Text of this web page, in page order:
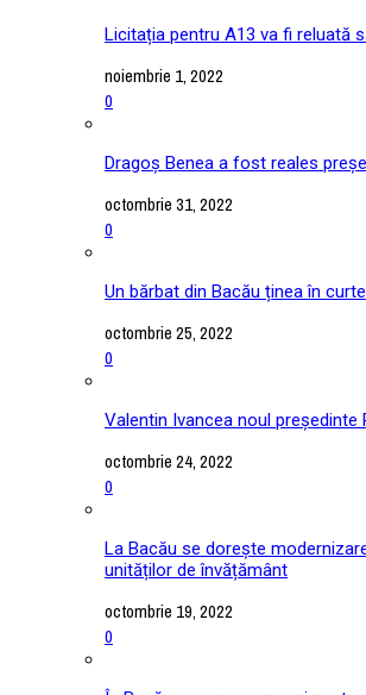
Licitația pentru A13 va fi reluată
noiembrie 1, 2022
0
Dragoș Benea a fost reales
octombrie 31, 2022
0
Un bărbat din Bacău ținea în
octombrie 25, 2022
0
Valentin Ivancea noul președinte
octombrie 24, 2022
0
La Bacău se dorește
unităților de învățământ
octombrie 19, 2022
0